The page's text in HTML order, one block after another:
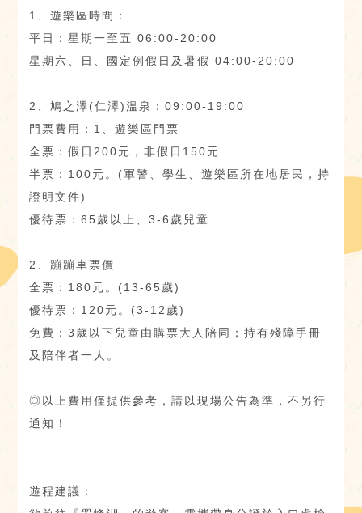
1、遊樂區時間：
平日：星期一至五 06:00-20:00
星期六、日、國定例假日及暑假 04:00-20:00
2、鳩之澤(仁澤)溫泉：09:00-19:00
門票費用：1、遊樂區門票
全票：假日200元，非假日150元
半票：100元。(軍警、學生、遊樂區所在地居民，持
證明文件)
優待票：65歲以上、3-6歲兒童
2、蹦蹦車票價
全票：180元。(13-65歲)
優待票：120元。(3-12歲)
免費：3歲以下兒童由購票大人陪同；持有殘障手冊
及陪伴者一人。
◎以上費用僅提供參考，請以現場公告為準，不另行
通知！
遊程建議：